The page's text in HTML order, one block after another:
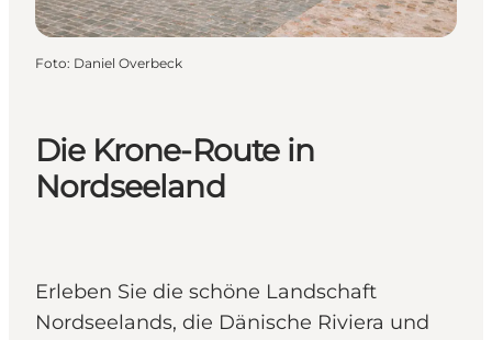
Die Krone-Route in
Nordseeland
Erleben Sie die schöne Landschaft
Nordseelands, die Dänische Riviera und
Foto: Daniel Overbeck